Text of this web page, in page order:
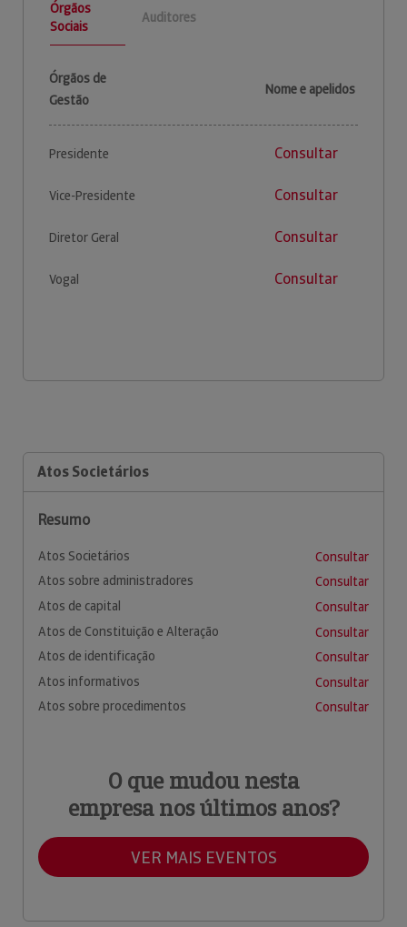
Órgãos
Sociais
Auditores
Órgãos de
Gestão
Nome e apelidos
Presidente Consultar
Vice-Presidente Consultar
Diretor Geral Consultar
Vogal Consultar
Atos Societários
Resumo
Atos Societários
Consultar
Atos sobre administradores
Consultar
Atos de capital
Consultar
Atos de Constituição e Alteração
Consultar
Atos de identificação
Consultar
Atos informativos
Consultar
Atos sobre procedimentos
Consultar
O que mudou nesta
empresa nos últimos anos?
VER MAIS EVENTOS